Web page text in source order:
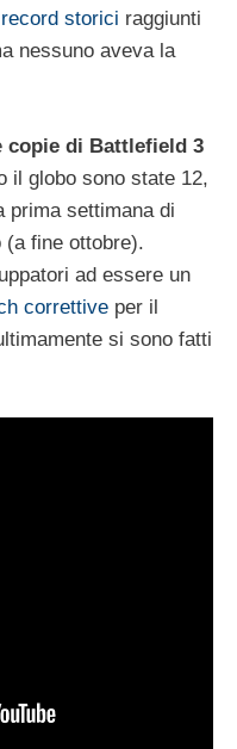
record storici raggiunti
nessuno aveva la
copie di Battlefield 3
il globo sono state 12,
prima settimana di
fine ottobre).
ad essere un
correttive per il
si sono fatti